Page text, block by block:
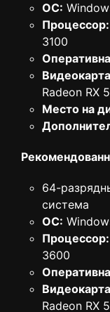
ОС:
Процессор:
3100
Radeon RX
Место на
64-
система
ОС:
Процессор:
3600
Radeon RX